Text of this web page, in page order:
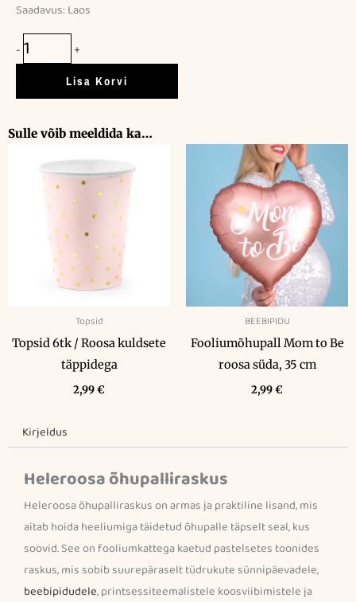
Saadavus: Laos
-
Heleroosa
õhupalliraskus
kogus
+
Lisa Korvi
Sulle võib meeldida ka…
Topsid
Topsid 6tk / Roosa kuldsete
täppidega
2,99€
BEEBIPIDU
Fooliumõhupall Mom to Be
roosa süda, 35 cm
2,99€
Kirjeldus
Heleroosa õhupalliraskus
Heleroosa õhupalliraskus on armas ja praktiline lisand, mis
aitab hoida heeliumiga täidetud õhupalle täpselt seal, kus
soovid. See on fooliumkattega kaetud pastelsetes toonides
raskus, mis sobib suurepäraselt tüdrukute sünnipäevadele,
beebipidudele, printsessiteemalistele koosviibimistele ja